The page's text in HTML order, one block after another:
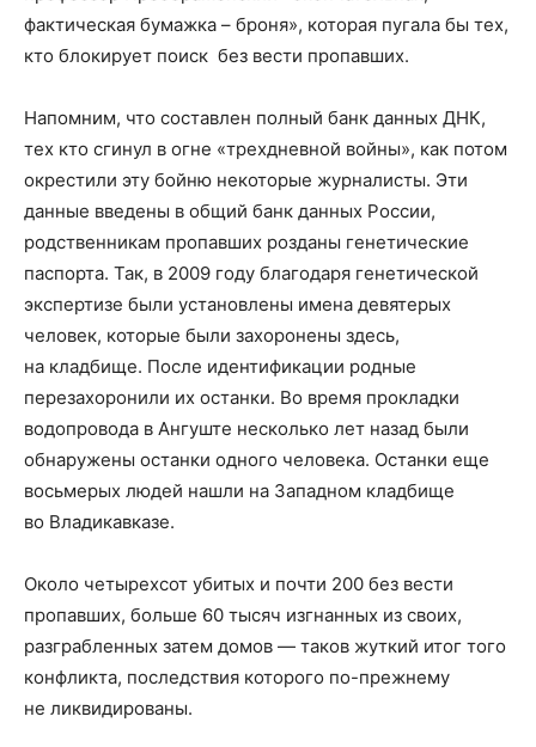
фактическая бумажка – броня», которая пугала бы тех,
кто блокирует поиск без вести пропавших.
Напомним, что составлен полный банк данных ДНК,
тех кто сгинул в огне «трехдневной войны», как потом
окрестили эту бойню некоторые журналисты. Эти
данные введены в общий банк данных России,
родственникам пропавших розданы генетические
паспорта. Так, в 2009 году благодаря генетической
экспертизе были установлены имена девятерых
человек, которые были захоронены здесь,
на кладбище. После идентификации родные
перезахоронили их останки. Во время прокладки
водопровода в Ангуште несколько лет назад были
обнаружены останки одного человека. Останки еще
восьмерых людей нашли на Западном кладбище
во Владикавказе.
Около четырехсот убитых и почти 200 без вести
пропавших, больше 60 тысяч изгнанных из своих,
разграбленных затем домов — таков жуткий итог того
конфликта, последствия которого по-прежнему
не ликвидированы.